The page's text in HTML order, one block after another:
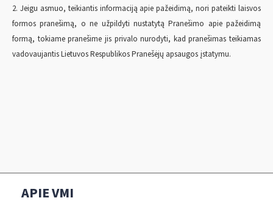
2. Jeigu asmuo, teikiantis informaciją apie pažeidimą, nori pateikti laisvos
formos pranešimą, o ne užpildyti nustatytą Pranešimo apie pažeidimą
formą, tokiame pranešime jis privalo nurodyti, kad pranešimas teikiamas
vadovaujantis Lietuvos Respublikos Pranešėjų apsaugos įstatymu.
APIE VMI